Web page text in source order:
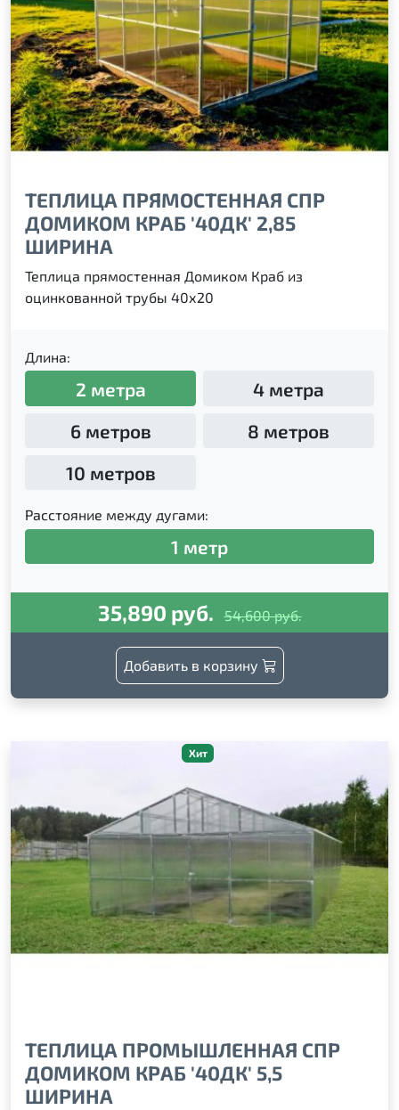
ТЕПЛИЦА ПРЯМОСТЕННАЯ СПР
ДОМИКОМ КРАБ '40ДК' 2,85
ШИРИНА
Теплица прямостенная Домиком Краб из
оцинкованной трубы 40х20
Длина:
2 метра
4 метра
6 метров
8 метров
10 метров
Расстояние между дугами:
1 метр
35,890 руб. 54,600 руб.
Добавить в корзину
Хит
ТЕПЛИЦА ПРОМЫШЛЕННАЯ СПР
ДОМИКОМ КРАБ '40ДК' 5,5
ШИРИНА